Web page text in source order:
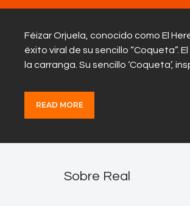
Féizar Orjuela, conocido como El
éxito viral de su sencillo “Coqueta”.
la carranga. Su sencillo ‘Coqueta’,
READ MORE
Sobre Real